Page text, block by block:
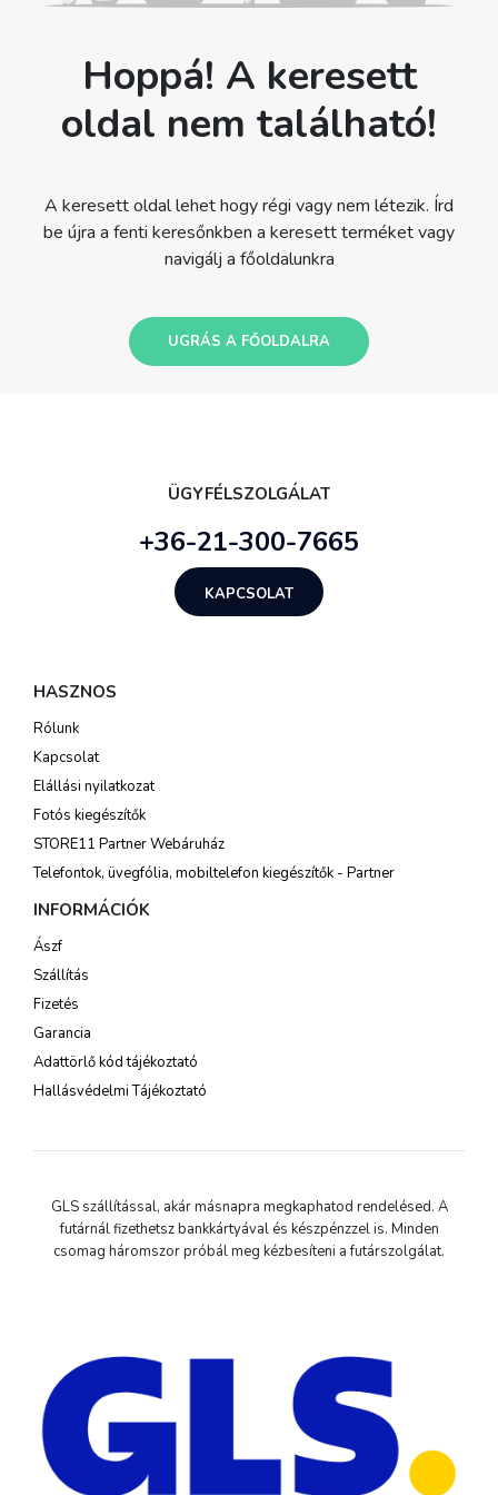
Hoppá! A keresett
oldal nem található!
A keresett oldal lehet hogy régi vagy nem létezik. Írd
be újra a fenti keresőnkben a keresett terméket vagy
navigálj a főoldalunkra
UGRÁS A FŐOLDALRA
ÜGYFÉLSZOLGÁLAT
+36-21-300-7665
KAPCSOLAT
HASZNOS
Rólunk
Kapcsolat
Elállási nyilatkozat
Fotós kiegészítők
STORE11 Partner Webáruház
Telefontok, üvegfólia, mobiltelefon kiegészítők - Partner
INFORMÁCIÓK
Ászf
Szállítás
Fizetés
Garancia
Adattörlő kód tájékoztató
Hallásvédelmi Tájékoztató
GLS szállítással, akár másnapra megkaphatod rendelésed. A
futárnál fizethetsz bankkártyával és készpénzzel is. Minden
csomag háromszor próbál meg kézbesíteni a futárszolgálat.